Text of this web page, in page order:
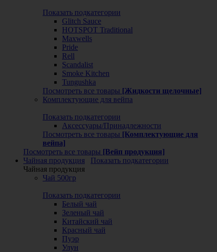
Показать подкатегории
Glitch Sauce
HOTSPOT Traditional
Maxwells
Pride
Rell
Scandalist
Smoke Kitchen
Tungushka
Посмотреть все товары [Жидкости щелочные]
Комплектующие для вейпа
Показать подкатегории
Аксессуары/Принадлежности
Посмотреть все товары [Комплектующие для
вейпа]
Посмотреть все товары [Вейп продукция]
Чайная продукция
Показать подкатегории
Чайная продукция
Чай 500гр
Показать подкатегории
Белый чай
Зеленый чай
Китайский чай
Красный чай
Пуэр
Улун